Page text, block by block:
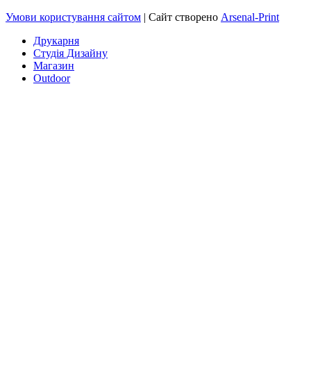
Умови користування сайтом | Сайт створено Arsenal-Print
Друкарня
Студія Дизайну
Магазин
Outdoor